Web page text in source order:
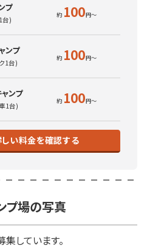
プ
台) 100
ンプ
1台) 100
ンプ
1台) 100
い料金を確認する
プ場の写真
しています。